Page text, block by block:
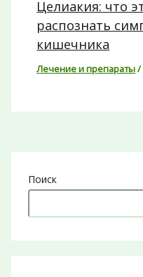
Целиакия: что
распознать
кишечника
Лечение и препараты/
Поиск